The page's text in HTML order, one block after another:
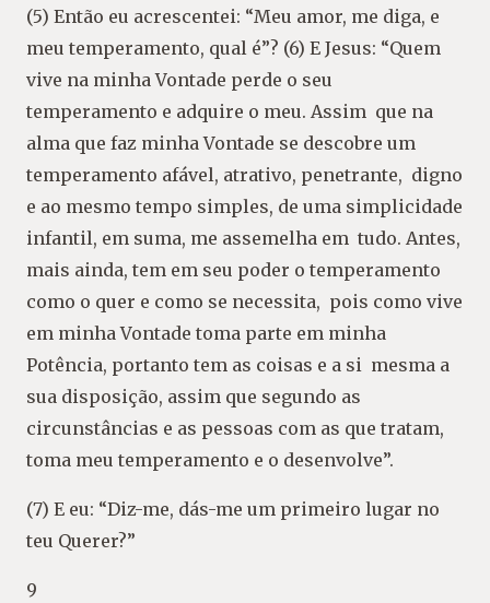
(5) Então eu acrescentei: “Meu amor, me diga, e
meu temperamento, qual é”? (6) E Jesus: “Quem
vive na minha Vontade perde o seu
temperamento e adquire o meu. Assim que na
alma que faz minha Vontade se descobre um
temperamento afável, atrativo, penetrante, digno
e ao mesmo tempo simples, de uma simplicidade
infantil, em suma, me assemelha em tudo. Antes,
mais ainda, tem em seu poder o temperamento
como o quer e como se necessita, pois como vive
em minha Vontade toma parte em minha
Potência, portanto tem as coisas e a si mesma a
sua disposição, assim que segundo as
circunstâncias e as pessoas com as que tratam,
toma meu temperamento e o desenvolve”.
(7) E eu: “Diz-me, dás-me um primeiro lugar no
teu Querer?”
9